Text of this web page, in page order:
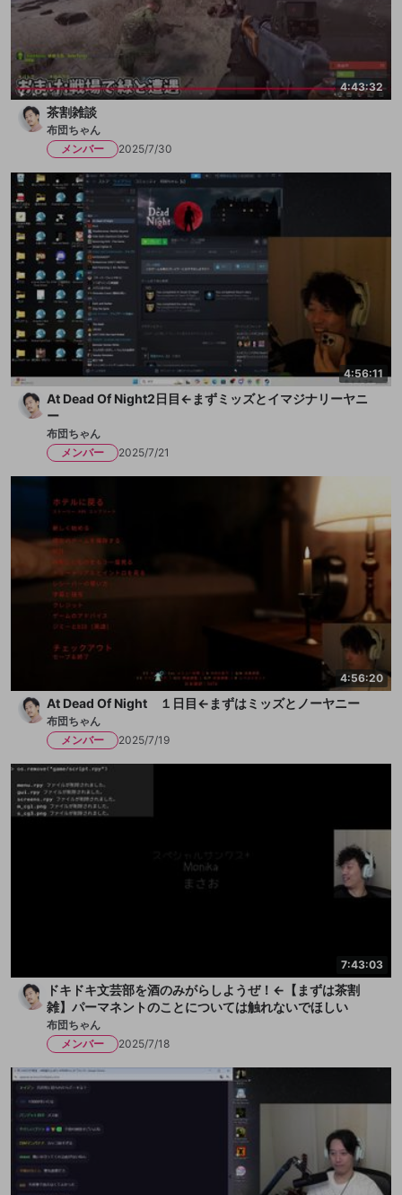
4:43:32
茶割雑談
布団ちゃん
メンバー
2025/7/30
4:56:11
At Dead Of Night2日目←まずミッズとイマジナリーヤニ
ー
布団ちゃん
メンバー
2025/7/21
4:56:20
At Dead Of Night １日目←まずはミッズとノーヤニー
布団ちゃん
メンバー
2025/7/19
7:43:03
ドキドキ文芸部を酒のみがらしようぜ！←【まずは茶割
雑】パーマネントのことについては触れないでほしい
布団ちゃん
メンバー
2025/7/18